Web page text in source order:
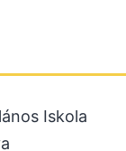
Iskola